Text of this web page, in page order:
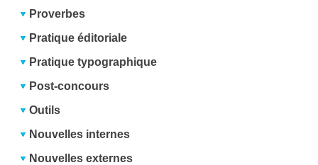
Proverbes
Pratique éditoriale
Pratique typographique
Post-concours
Outils
Nouvelles internes
Nouvelles externes